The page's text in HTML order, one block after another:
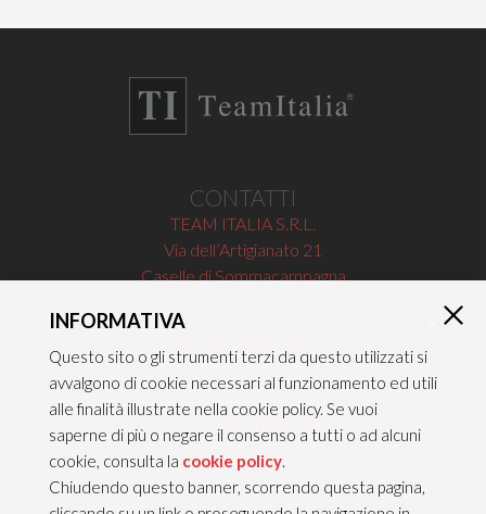
CONTATTI
TEAM ITALIA S.R.L.
Via dell’Artigianato 21
Caselle di Sommacampagna
Fax 045/8581650
PEC teamitaliasrl@gigapec.it
NOTE LEGALI
INFORMATIVA
Questo sito o gli strumenti terzi da questo utilizzati si
avvalgono di cookie necessari al funzionamento ed utili
alle finalità illustrate nella cookie policy. Se vuoi
saperne di più o negare il consenso a tutti o ad alcuni
cookie, consulta la cookie policy.
Chiudendo questo banner, scorrendo questa pagina,